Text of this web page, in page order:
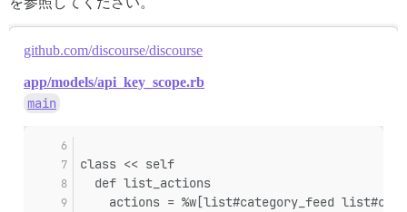
github.com/discourse/discourse
app/models/api_key_scope.rb
main
class << self
  def list_actions
actions = %w[list#category_feed